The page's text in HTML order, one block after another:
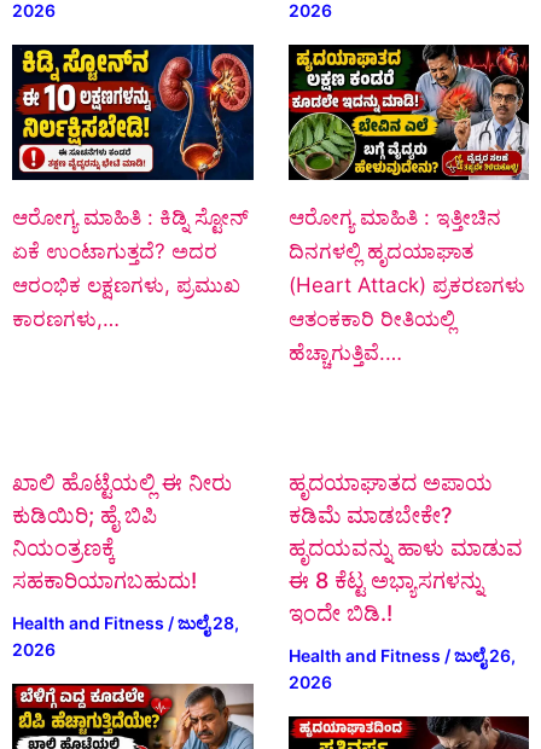
2026
ಆರೋಗ್ಯ ಮಾಹಿತಿ : ಕಿಡ್ನಿ ಸ್ಟೋನ್‌
ಏಕೆ ಉಂಟಾಗುತ್ತದೆ? ಅದರ
ಆರಂಭಿಕ ಲಕ್ಷಣಗಳು, ಪ್ರಮುಖ
ಕಾರಣಗಳು,…
2026
ಆರೋಗ್ಯ ಮಾಹಿತಿ : ಇತ್ತೀಚಿನ
ದಿನಗಳಲ್ಲಿ ಹೃದಯಾಘಾತ
(Heart Attack) ಪ್ರಕರಣಗಳು
ಆತಂಕಕಾರಿ ರೀತಿಯಲ್ಲಿ
ಹೆಚ್ಚಾಗುತ್ತಿವೆ.…
ಖಾಲಿ ಹೊಟ್ಟೆಯಲ್ಲಿ ಈ ನೀರು
ಕುಡಿಯಿರಿ; ಹೈ ಬಿಪಿ
ನಿಯಂತ್ರಣಕ್ಕೆ
ಸಹಕಾರಿಯಾಗಬಹುದು!
Health and Fitness /ಜುಲೈ 28,
2026
ಹೃದಯಾಘಾತದ ಅಪಾಯ
ಕಡಿಮೆ ಮಾಡಬೇಕೇ?
ಹೃದಯವನ್ನು ಹಾಳು ಮಾಡುವ
ಈ 8 ಕೆಟ್ಟ ಅಭ್ಯಾಸಗಳನ್ನು
ಇಂದೇ ಬಿಡಿ.!
Health and Fitness /ಜುಲೈ 26,
2026